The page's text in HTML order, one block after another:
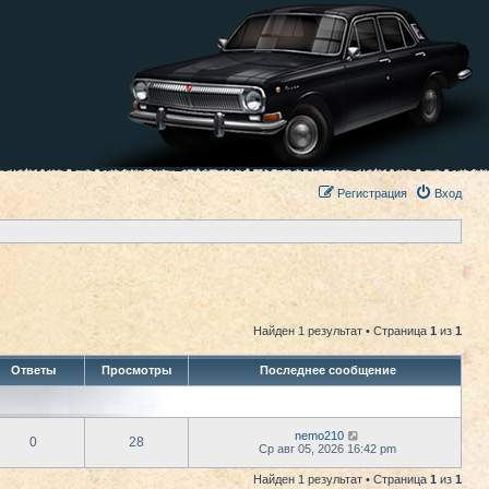
Вход
Регистрация
Найден 1 результат • Страница 1 из 1
Ответы Просмотры Последнее сообщение
0 28
nemo210
Ср авг 05, 2026 16:42 pm
Найден 1 результат • Страница 1 из 1